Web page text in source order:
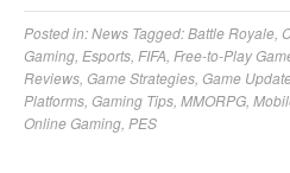
Posted in:News Tagged:Battle Royale
Gaming Esports FIFA Free-to-Play
Reviews Game Strategies Game
Platforms Gaming Tips MMORPG
Online Gaming PES